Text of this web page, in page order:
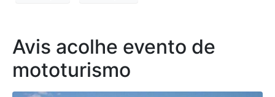
Avis acolhe evento de
mototurismo